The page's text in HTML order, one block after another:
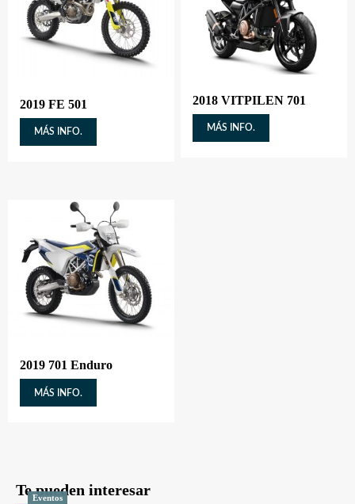
2019 FE 501
MÁS INFO.
2018 VITPILEN 701
MÁS INFO.
2019 701 Enduro
MÁS INFO.
Te pueden interesar
Eventos